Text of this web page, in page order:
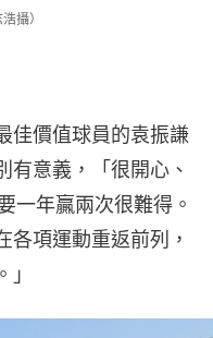
攝）
佳價值球員的袁振謙
有意義，「很開心、
一年贏兩次很難得。
各項運動重返前列，